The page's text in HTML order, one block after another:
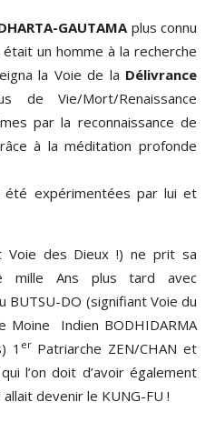
GAUTAMA plus connu
était un homme à la recherche
la Voie de la Délivrance
de Vie/Mort/Renaissance
par la reconnaissance de
à la méditation profonde
été expérimentées par lui et
Voie des Dieux !) ne prit sa
mille Ans plus tard avec
BUTSU-DO (signifiant Voie du
Moine Indien BODHIDARMA
1 erPatriarche ZEN/CHAN et
l’on doit d’avoir également
devenir le KUNG-FU !